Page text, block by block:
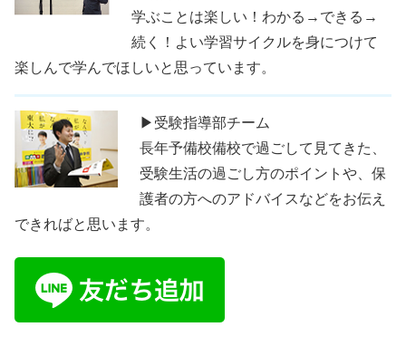
学ぶことは楽しい！わかる→できる→
続く！よい学習サイクルを身につけて
楽しんで学んでほしいと思っています。
▶受験指導部チーム
長年予備校備校で過ごして見てきた、
受験生活の過ごし方のポイントや、保
護者の方へのアドバイスなどをお伝え
できればと思います。